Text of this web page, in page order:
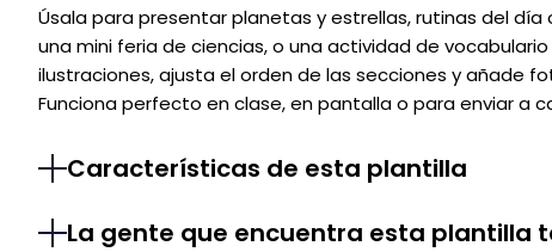
Úsala para presentar planetas y estrellas, rutinas del
una mini feria de ciencias, o una actividad de
ilustraciones, ajusta el orden de las secciones y añade
Funciona perfecto en clase, en pantalla o para enviar a
Características de esta plantilla
La gente que encuentra esta plantilla